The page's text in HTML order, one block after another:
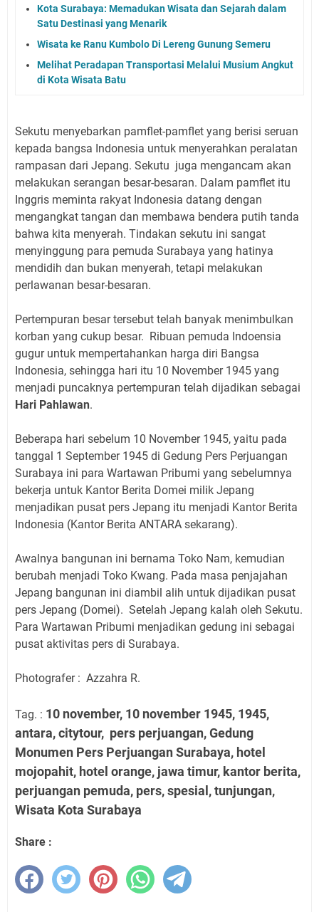
Kota Surabaya: Memadukan Wisata dan Sejarah dalam
Satu Destinasi yang Menarik
Wisata ke Ranu Kumbolo Di Lereng Gunung Semeru
Melihat Peradapan Transportasi Melalui Musium Angkut
di Kota Wisata Batu
Sekutu menyebarkan pamflet-pamflet yang berisi seruan
kepada bangsa Indonesia untuk menyerahkan peralatan
rampasan dari Jepang. Sekutu juga mengancam akan
melakukan serangan besar-besaran. Dalam pamflet itu
Inggris meminta rakyat Indonesia datang dengan
mengangkat tangan dan membawa bendera putih tanda
bahwa kita menyerah. Tindakan sekutu ini sangat
menyinggung para pemuda Surabaya yang hatinya
mendidih dan bukan menyerah, tetapi melakukan
perlawanan besar-besaran.
Pertempuran besar tersebut telah banyak menimbulkan
korban yang cukup besar. Ribuan pemuda Indoensia
gugur untuk mempertahankan harga diri Bangsa
Indonesia, sehingga hari itu 10 November 1945 yang
menjadi puncaknya pertempuran telah dijadikan sebagai
Hari Pahlawan.
Beberapa hari sebelum 10 November 1945, yaitu pada
tanggal 1 September 1945 di Gedung Pers Perjuangan
Surabaya ini para Wartawan Pribumi yang sebelumnya
bekerja untuk Kantor Berita Domei milik Jepang
menjadikan pusat pers Jepang itu menjadi Kantor Berita
Indonesia (Kantor Berita ANTARA sekarang).
Awalnya bangunan ini bernama Toko Nam, kemudian
berubah menjadi Toko Kwang. Pada masa penjajahan
Jepang bangunan ini diambil alih untuk dijadikan pusat
pers Jepang (Domei). Setelah Jepang kalah oleh Sekutu.
Para Wartawan Pribumi menjadikan gedung ini sebagai
pusat aktivitas pers di Surabaya.
Photografer : Azzahra R.
Tag. : 10 november, 10 november 1945, 1945,
antara, citytour, pers perjuangan, Gedung
Monumen Pers Perjuangan Surabaya, hotel
mojopahit, hotel orange, jawa timur, kantor berita,
perjuangan pemuda, pers, spesial, tunjungan,
Wisata Kota Surabaya
Share :